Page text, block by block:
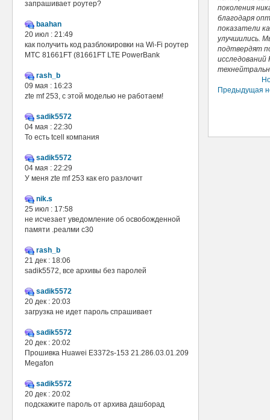
запрашивает роутер?
baahan
20 июл : 21:49
как получить код разблокировки на Wi-Fi роутер
МТС 81661FT (81661FT LTE PowerBank
rash_b
09 мая : 16:23
zte mf 253, с этой моделью не работаем!
sadik5572
04 мая : 22:30
То есть tcell компания
sadik5572
04 мая : 22:29
У меня zte mf 253 как его разлочит
nik.s
25 июл : 17:58
не исчезает уведомление об освобожденной
памяти .реалми с30
rash_b
21 дек : 18:06
sadik5572, все архивы без паролей
sadik5572
20 дек : 20:03
загрузка не идет пароль спрашивает
sadik5572
20 дек : 20:02
Прошивка Huawei E3372s-153 21.286.03.01.209
Megafon
sadik5572
20 дек : 20:02
подскажите пароль от архива дашборад
поколения
благодаря
показатели
улучшились.
подтвердят
Предыдущая